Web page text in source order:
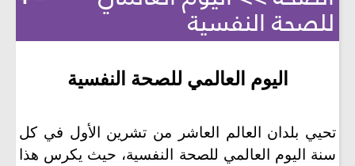
للصحة النفسية
اليوم العالمي للصحة النفسية
تحيي بلدان العالم العاشر من تشرين الأول في كل
سنة اليوم العالمي للصحة النفسية، حيث يكرس هذا